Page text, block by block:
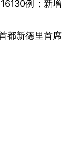
例；新增
都新德里首席